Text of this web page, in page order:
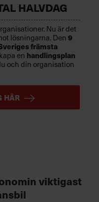
viktigast
HALVDAG
Nu är det
lösningarna. Den9
främsta
en handlingsplan
och din organisation
HÄR